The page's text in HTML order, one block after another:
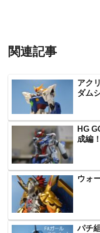
関連記事
アク
ダム
HG
成編
ウォ
パチ